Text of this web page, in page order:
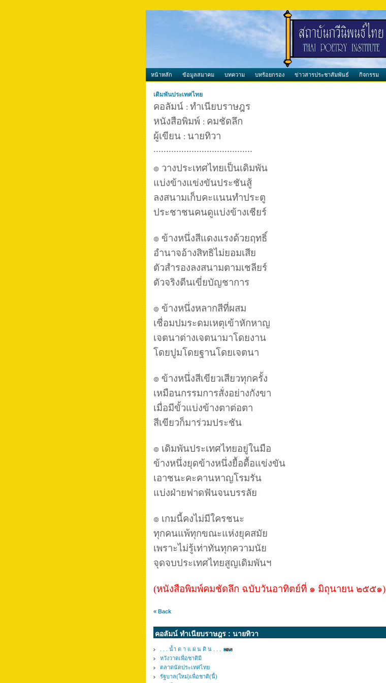
หน้าหลัก ข้อมูลสมาคม บทความ บทร้อยกรอง ข่าวสารประชาสัมพันธ์ กิจกรรม
เดิมพันประเทศไทย
คอลัมน์ : ทำเนียบราษฎร
หนังสือพิมพ์ : คมชัดลึก
ผู้เขียน : นายทิวา
.......................................
๏ วางประเทศไทยเป็นเดิมพัน
แบ่งข้างแข่งขันประชันสู้
ลงสนามเก็บคะแนนทำประตู
ประชาชนคนดูแบ่งข้างเชียร์
๏ ข้างหนึ่งสีแดงแรงด้วยฤทธิ์
อำนาจอ้างสิทธิไม่ยอมเสีย
ตัวสำรองลงสนามตามเชลียร์
ตัวจริงตีนเขี่ยบัญชาการ
๏ ข้างหนึ่งหลากสีที่ผสม
เชื่อมปมระดมเหตุเข้าหักหาญ
เจตนาต่างเจตนามาโดยงาน
โดยปูมโดยฐานโดยเจตนา
๏ ข้างหนึ่งสีเขียวเสียวทุกครั้ง
เหมือนกรรมการสั่งอย่างกังขา
เมื่อมีขั้วแบ่งข้างตาต่อตา
สีเขียวก็มาร่วมประชัน
๏ เดิมพันประเทศไทยอยู่ในมือ
ข้างหนึ่งยุดข้างหนึ่งยื้อดื้อแข่งขัน
เอาชนะคะคานหาญโรมรัน
แบ่งฝ่ายฟาดฟันจนบรรลัย
๏ เกมนี้คงไม่มีใครชนะ
ทุกคนแพ้ทุกขณะแห่งยุคสมัย
เพราะไม่รู้เท่าทันทุกความนัย
จุดจบประเทศไทยสูญเดิมพันฯ
(หนังสือพิมพ์คมชัดลึก ฉบับวันอาทิตย์ที่ ๑ มิถุนายน ๒๕๕๑)
« Back
คอลัมน์ ทำเนียบราษฎร : นายทิวา
. . . น้ำ ต า แ ผ่ น ดิ น . . .
หวังวาดเพื่อชาติมี
ตลาดนัดประเทศไทย
รัฐบาล(ใหม่)เพื่อชาติ(นี้)